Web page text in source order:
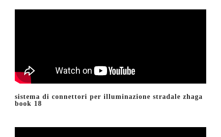
sistema di connettori per illuminazione stradale zhaga
book 18